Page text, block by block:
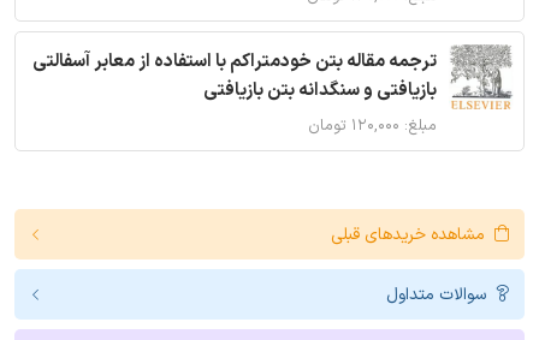
ترجمه مقاله بتن خودمتراکم با استفاده از معابر آسفالتی
بازیافتی و سنگدانه بتن بازیافتی
مبلغ: ۱۲۰,۰۰۰ تومان
مشاهده خریدهای قبلی
سوالات متداول